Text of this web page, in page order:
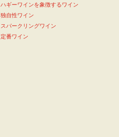
ハギーワインを象徴するワイン
独自性ワイン
スパークリングワイン
定番ワイン